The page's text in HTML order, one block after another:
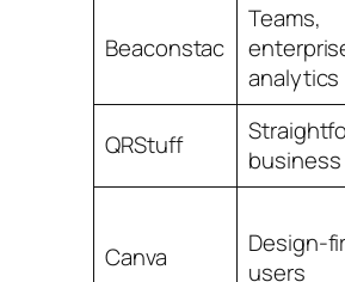
Beaconstac
Teams,
analytics
QRStuff
Canva
Design-
users